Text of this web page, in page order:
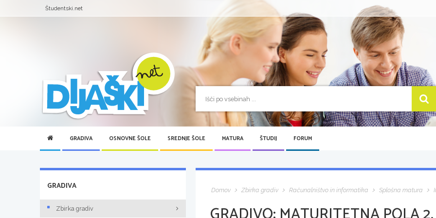
Študentski.net
GRADIVA OSNOVNE ŠOLE SREDNJE ŠOLE MATURA ŠTUDIJ FORUM
Domov Zbirka gradiv Računalništvo in informatika Splošna matura
GRADIVA
Zbirka gradiv